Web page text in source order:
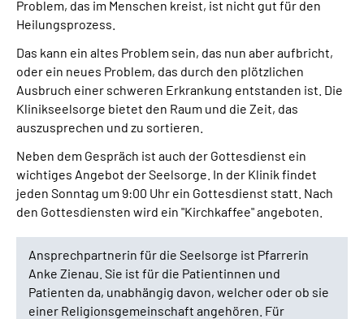
Leichte Sprache
Gebärdensprache
Problem, das im Menschen kreist, ist nicht gut für den
Heilungsprozess.
Das kann ein altes Problem sein, das nun aber aufbricht,
oder ein neues Problem, das durch den plötzlichen
Ausbruch einer schweren Erkrankung entstanden ist. Die
Klinikseelsorge bietet den Raum und die Zeit, das
auszusprechen und zu sortieren.
Neben dem Gespräch ist auch der Gottesdienst ein
wichtiges Angebot der Seelsorge. In der Klinik findet
jeden Sonntag um 9:00 Uhr ein Gottesdienst statt. Nach
den Gottesdiensten wird ein "Kirchkaffee" angeboten.
Ansprechpartnerin für die Seelsorge ist Pfarrerin
Anke Zienau. Sie ist für die Patientinnen und
Patienten da, unabhängig davon, welcher oder ob sie
einer Religionsgemeinschaft angehören. Für